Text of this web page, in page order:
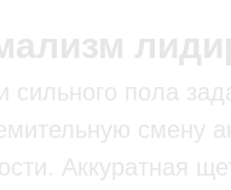
сильного пола
смену
Аккуратная